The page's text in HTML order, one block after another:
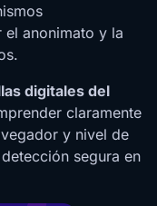
anonimato y la
digitales del
claramente
y nivel de
segura en